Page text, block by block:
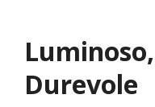
Durevole